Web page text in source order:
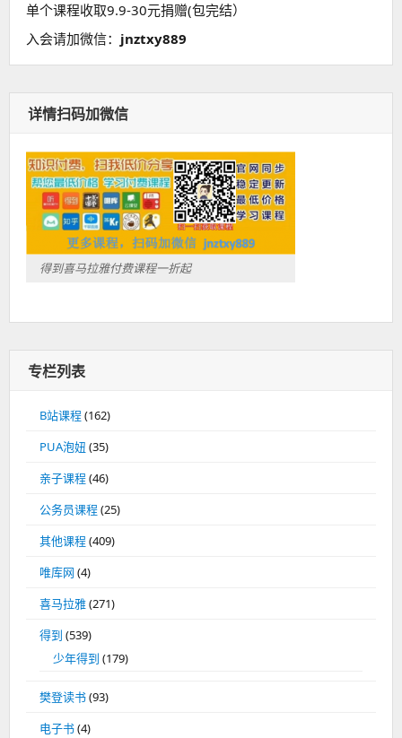
单个课程收取9.9-30元捐赠(包完结）
入会请加微信： jnztxy889
详情扫码加微信
得到喜马拉雅付费课程一折起
专栏列表
B站课程(162)
PUA泡妞 (35)
亲子课程(46)
公务员课程(25)
其他课程(409)
唯库网 (4)
喜马拉雅(271)
得到 (539)
少年得到 (179)
樊登读书(93)
电子书(4)